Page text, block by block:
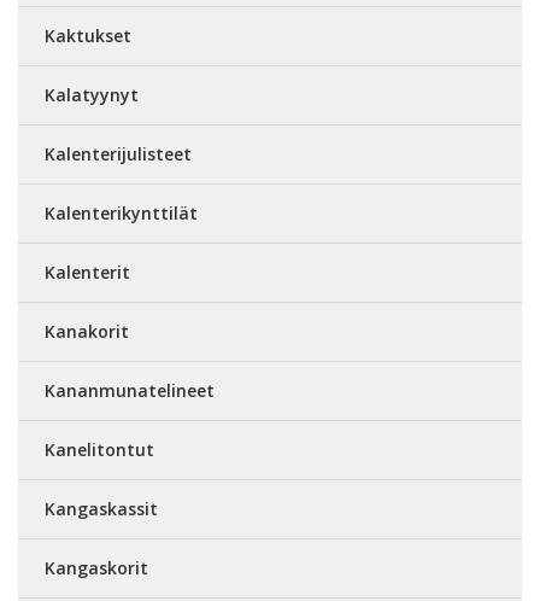
Kaktukset
Kalatyynyt
Kalenterijulisteet
Kalenterikynttilät
Kalenterit
Kanakorit
Kananmunatelineet
Kanelitontut
Kangaskassit
Kangaskorit